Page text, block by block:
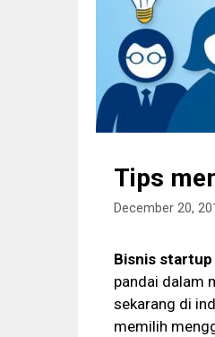
Tips
December 20,
Bisnis
pandai dalam
sekarang di
memilih